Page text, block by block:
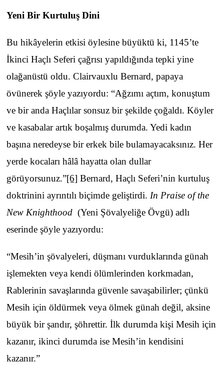
Yeni Bir Kurtuluş Dini
Bu hikâyelerin etkisi öylesine büyüktü ki, 1145’te
İkinci Haçlı Seferi çağrısı yapıldığında tepki yine
olağanüstü oldu. Clairvauxlu Bernard, papaya
övünerek şöyle yazıyordu: “Ağzımı açtım, konuştum
ve bir anda Haçlılar sonsuz bir şekilde çoğaldı. Köyler
ve kasabalar artık boşalmış durumda. Yedi kadın
başına neredeyse bir erkek bile bulamayacaksınız. Her
yerde kocaları hâlâ hayatta olan dullar
görüyorsunuz.”[6] Bernard, Haçlı Seferi’nin kurtuluş
doktrinini ayrıntılı biçimde geliştirdi. In Praise of the
New Knighthood (Yeni Şövalyeliğe Övgü) adlı
eserinde şöyle yazıyordu:
“Mesih’in şövalyeleri, düşmanı vurduklarında günah
işlemekten veya kendi ölümlerinden korkmadan,
Rablerinin savaşlarında güvenle savaşabilirler; çünkü
Mesih için öldürmek veya ölmek günah değil, aksine
büyük bir şandır, şöhrettir. İlk durumda kişi Mesih için
kazanır, ikinci durumda ise Mesih’in kendisini
kazanır.”